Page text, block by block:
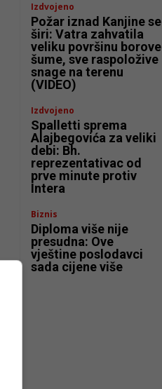
Izdvojeno
Požar iznad Kanjine se
širi: Vatra zahvatila
veliku površinu borove
šume, sve raspoložive
snage na terenu
(VIDEO)
Izdvojeno
Spalletti sprema
Alajbegovića za veliki
debi: Bh.
reprezentativac od
prve minute protiv
Intera
Biznis
Diploma više nije
presudna: Ove
vještine poslodavci
sada cijene više